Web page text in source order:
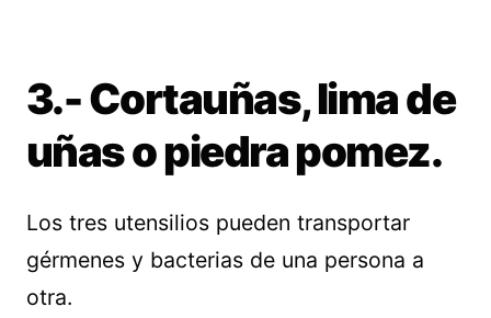
3.- Cortauñas, lima de
uñas o piedra pomez.
Los tres utensilios pueden transportar
gérmenes y bacterias de una persona a
otra.